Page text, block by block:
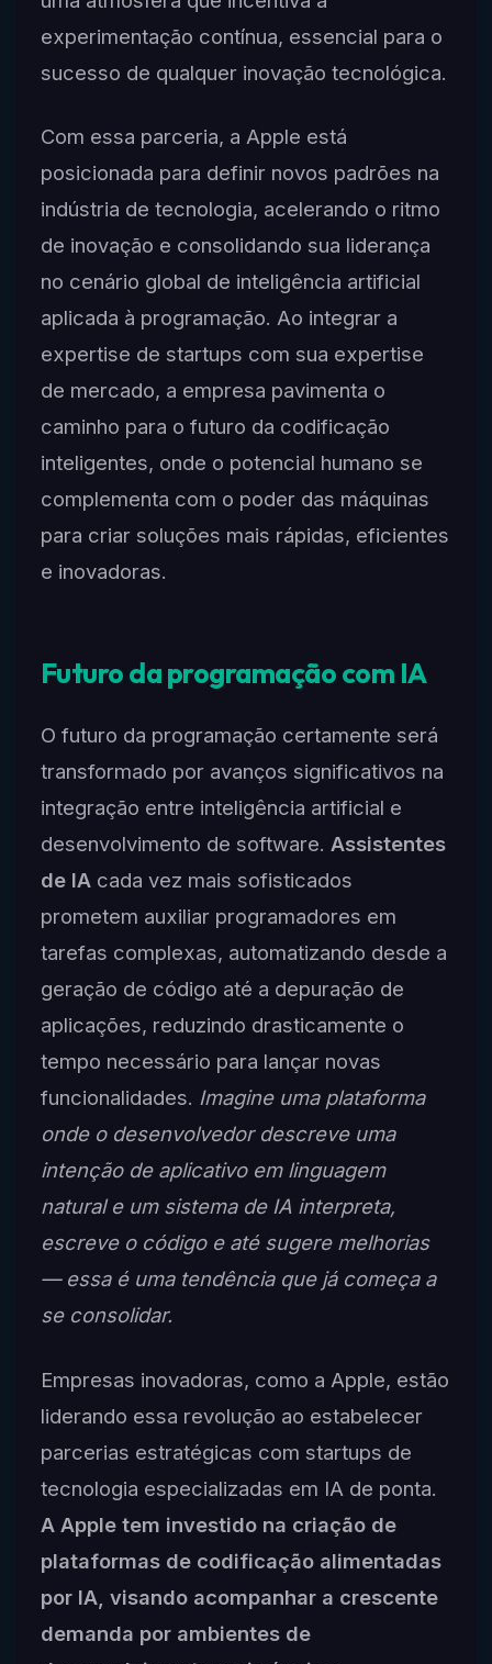
experimentação contínua, essencial para o
sucesso de qualquer inovação tecnológica.
Com essa parceria, a Apple está
posicionada para definir novos padrões na
indústria de tecnologia, acelerando o ritmo
de inovação e consolidando sua liderança
no cenário global de inteligência artificial
aplicada à programação. Ao integrar a
expertise de startups com sua expertise
de mercado, a empresa pavimenta o
caminho para o futuro da codificação
inteligentes, onde o potencial humano se
complementa com o poder das máquinas
para criar soluções mais rápidas, eficientes
e inovadoras.
Futuro da programação com IA
O futuro da programação certamente será
transformado por avanços significativos na
integração entre inteligência artificial e
desenvolvimento de software. Assistentes
de IAcada vez mais sofisticados
prometem auxiliar programadores em
tarefas complexas, automatizando desde a
geração de código até a depuração de
aplicações, reduzindo drasticamente o
tempo necessário para lançar novas
funcionalidades. Imagine uma plataforma
onde o desenvolvedor descreve uma
intenção de aplicativo em linguagem
natural e um sistema de IA interpreta,
escreve o código e até sugere melhorias
— essa é uma tendência que já começa a
se consolidar.
Empresas inovadoras, como a Apple, estão
liderando essa revolução ao estabelecer
parcerias estratégicas com startups de
tecnologia especializadas em IA de ponta.
A Apple tem investido na criação de
plataformas de codificação alimentadas
por IA, visando acompanhar a crescente
demanda por ambientes de